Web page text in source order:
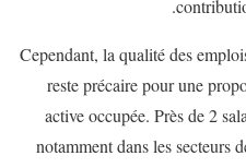
Cependant, la qualité des
reste précaire pour une
active occupée. Près de 2
notamment dans les secteurs